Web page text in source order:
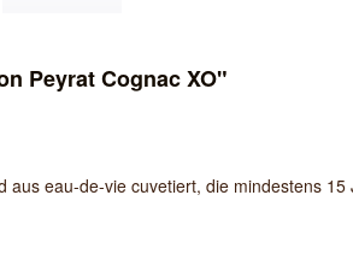
Peyrat Cognac XO"
aus eau-de-vie cuvetiert, die mindestens